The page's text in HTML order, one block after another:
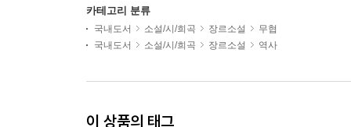
카테고리 분류
국내도서 소설/시/희곡 장르소설
무협
국내도서
소설/시/희곡 장르소설 역사
이 상품의 태그